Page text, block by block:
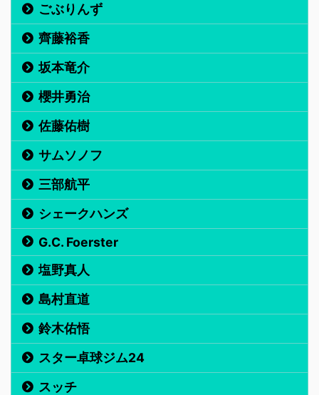
ごぶりんず
齊藤裕香
坂本竜介
櫻井勇治
佐藤佑樹
サムソノフ
三部航平
シェークハンズ
G.C. Foerster
塩野真人
島村直道
鈴木佑悟
スター卓球ジム24
スッチ